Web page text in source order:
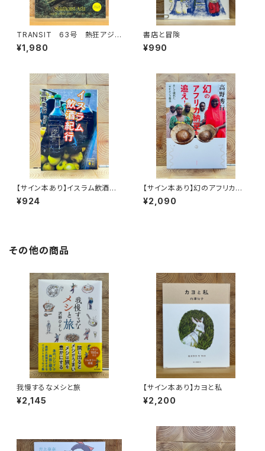
TRANSIT 63号 熱狂アジア
の秘境へ
¥1,980
書店と冒険
¥990
【サイン本あり】イスラム飲酒紀
行
¥924
【サイン本あり】幻のアフリカ納
豆を追え！
¥2,090
その他の商品
我慢するなメシと旅
¥2,145
【サイン本あり】カヨと私
¥2,200